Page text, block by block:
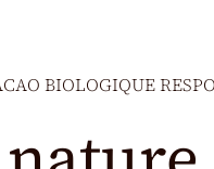
BIOLOGIQUE